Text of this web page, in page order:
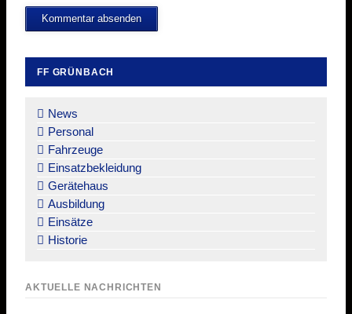
Kommentar absenden
FF GRÜNBACH
überspringen
News
Personal
Fahrzeuge
Einsatzbekleidung
Gerätehaus
Ausbildung
Einsätze
Historie
AKTUELLE NACHRICHTEN